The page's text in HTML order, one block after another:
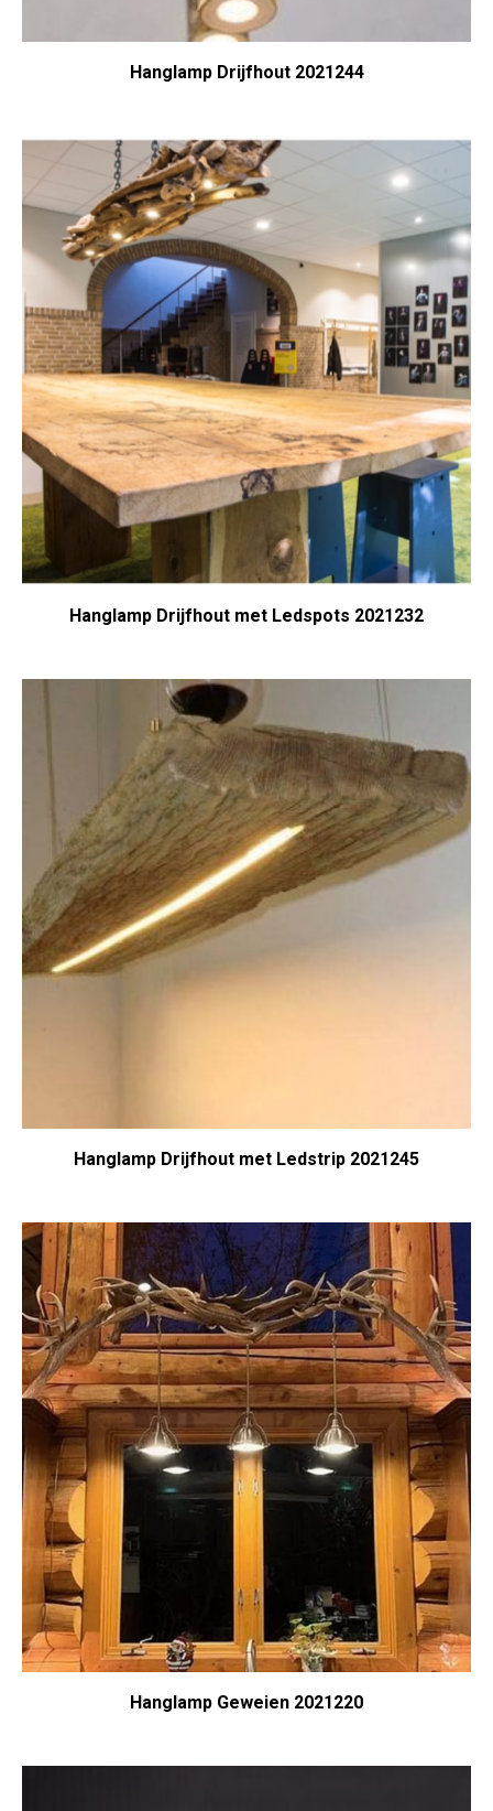
Hanglamp Drijfhout 2021244
Hanglamp Drijfhout met Ledspots 2021232
Hanglamp Drijfhout met Ledstrip 2021245
Hanglamp Geweien 2021220